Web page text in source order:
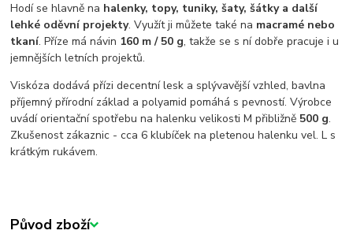
Hodí se hlavně na halenky, topy, tuniky, šaty, šátky a další
lehké oděvní projekty. Využít ji můžete také na macramé nebo
tkaní. Příze má návin 160 m / 50 g, takže se s ní dobře pracuje i u
jemnějších letních projektů.
Viskóza dodává přízi decentní lesk a splývavější vzhled, bavlna
příjemný přírodní základ a polyamid pomáhá s pevností. Výrobce
uvádí orientační spotřebu na halenku velikosti M přibližně 500 g.
Zkušenost zákaznic - cca 6 klubíček na pletenou halenku vel. L s
krátkým rukávem.
Původ zboží